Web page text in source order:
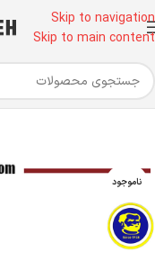
Skip to navigation
Skip to main content
خانه ابزار آلات تعمیرات موبایل
ناموجود